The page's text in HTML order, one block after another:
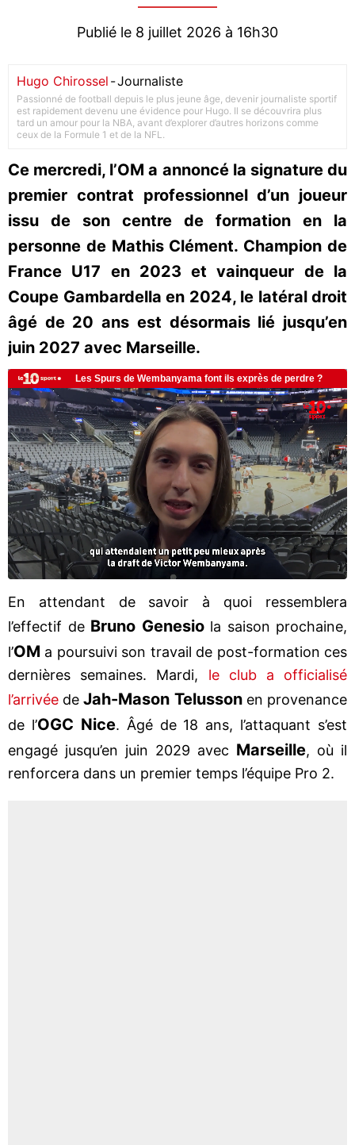
Publié le 8 juillet 2026 à 16h30
Hugo Chirossel -Journaliste
Passionné de football depuis le plus jeune âge, devenir journaliste sportif
est rapidement devenu une évidence pour Hugo. Il se découvrira plus
tard un amour pour la NBA, avant d’explorer d’autres horizons comme
ceux de la Formule 1 et de la NFL.
Ce mercredi, l’OM a annoncé la signature du
premier contrat professionnel d’un joueur
issu de son centre de formation en la
personne de Mathis Clément. Champion de
France U17 en 2023 et vainqueur de la
Coupe Gambardella en 2024, le latéral droit
âgé de 20 ans est désormais lié jusqu’en
juin 2027 avec Marseille.
En attendant de savoir à quoi ressemblera
l’effectif de Bruno Genesiola saison prochaine,
l’OM a poursuivi son travail de post-formation ces
dernières semaines. Mardi, le club a officialisé
l’arrivée deJah-Mason Telussonen provenance
de l’OGC Nice. Âgé de 18 ans, l’attaquant s’est
engagé jusqu’en juin 2029 avec Marseille, où il
renforcera dans un premier temps l’équipe Pro 2.